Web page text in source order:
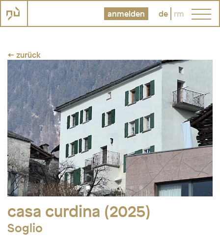
anmelden de rm
← zurück
casa curdina (2025)
Soglio